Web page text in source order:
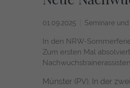
01.09.2025 Seminare
In den NRW-
Zum ersten Mal
Münster (PV). In der